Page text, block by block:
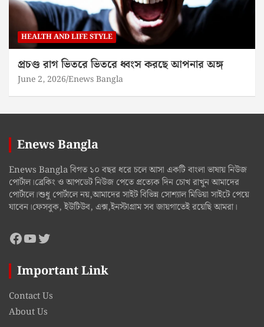
HEALTH AND LIFE STYLE
প্রচণ্ড রাগ ভিতরে ভিতরে ধ্বংস করছে আপনার অঙ্গ
June 2, 2026 Enews Bangla
Enews Bangla
Enews Bangla বিগত ১০ বছর ধরে চলে আসা একটি বাংলা ভাষায় নিউজ
পোর্টাল।ব্রেকিং ও আপডেট নিউজ পেতে প্রত্যেক দিন চোখ রাখুন আমাদের
পোর্টালে।শুধু পোর্টালে নয়,আমাদের সাইট বিভিন্ন সোশ্যাল মিডিয়া সাইটে পেয়ে
যাবেন।ফেসবুক, ইউটিউব, এক্স,ইনস্টাগ্রাম সব জায়গাতেই রয়েছি আমরা।
Facebook
YouTube
Twitter
Important Link
Contact Us
About Us